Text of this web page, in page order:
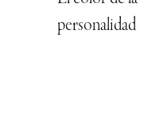
personalidad